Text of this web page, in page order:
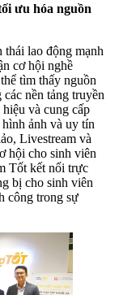
ưu hóa nguồn
lao động mạnh
cơ hội nghề
tìm thấy nguồn
nền tảng truyền
và cung cấp
ảnh và uy tín
Livestream và
hội cho sinh viên
Tốt kết nối trực
bị cho sinh viên
công trong sự